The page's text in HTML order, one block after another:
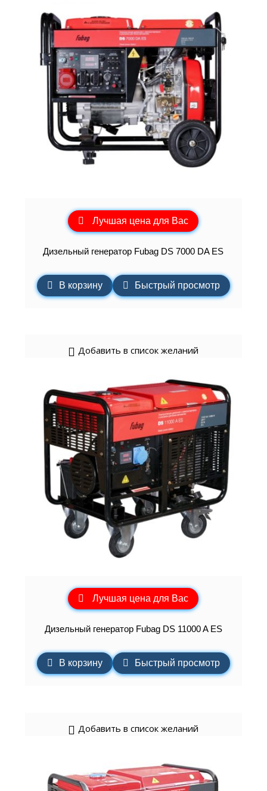
Лучшая цена для Вас
Дизельный генератор Fubag DS 7000 DA ES
В корзину Быстрый просмотр
Добавить в список желаний
Лучшая цена для Вас
Дизельный генератор Fubag DS 11000 A ES
В корзину Быстрый просмотр
Добавить в список желаний